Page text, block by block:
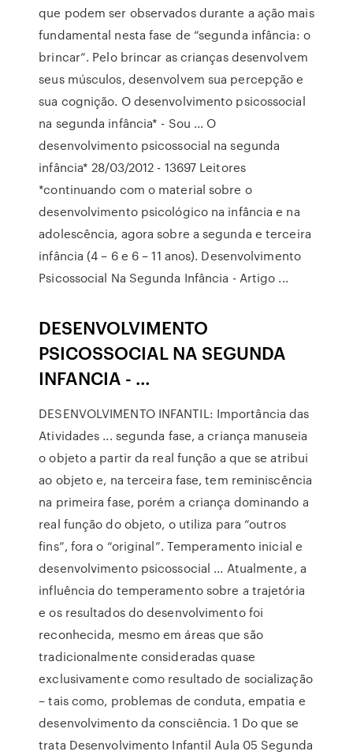
que podem ser observados durante a ação mais
fundamental nesta fase de “segunda infância: o
brincar”. Pelo brincar as crianças desenvolvem
seus músculos, desenvolvem sua percepção e
sua cognição. O desenvolvimento psicossocial
na segunda infância* - Sou ... O
desenvolvimento psicossocial na segunda
infância* 28/03/2012 - 13697 Leitores
*continuando com o material sobre o
desenvolvimento psicológico na infância e na
adolescência, agora sobre a segunda e terceira
infância (4 – 6 e 6 – 11 anos). Desenvolvimento
Psicossocial Na Segunda Infância - Artigo ...
DESENVOLVIMENTO
PSICOSSOCIAL NA SEGUNDA
INFANCIA - …
DESENVOLVIMENTO INFANTIL: Importância das
Atividades ... segunda fase, a criança manuseia
o objeto a partir da real função a que se atribui
ao objeto e, na terceira fase, tem reminiscência
na primeira fase, porém a criança dominando a
real função do objeto, o utiliza para “outros
fins”, fora o “original”. Temperamento inicial e
desenvolvimento psicossocial ... Atualmente, a
influência do temperamento sobre a trajetória
e os resultados do desenvolvimento foi
reconhecida, mesmo em áreas que são
tradicionalmente consideradas quase
exclusivamente como resultado de socialização
– tais como, problemas de conduta, empatia e
desenvolvimento da consciência. 1 Do que se
trata Desenvolvimento Infantil Aula 05 Segunda